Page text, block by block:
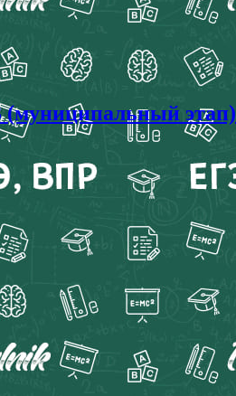
этап)